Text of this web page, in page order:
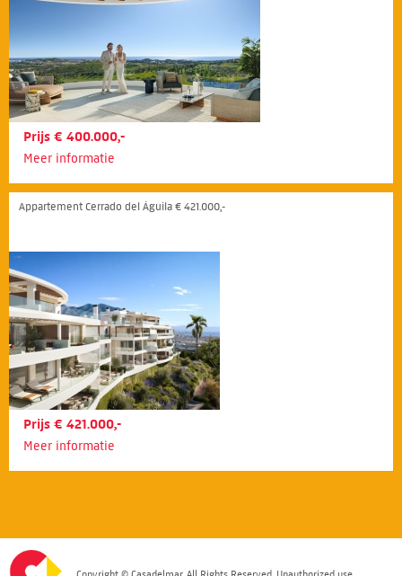
Prijs € 400.000,-
Meer informatie
Appartement Cerrado del Águila € 421.000,-
Prijs € 421.000,-
Meer informatie